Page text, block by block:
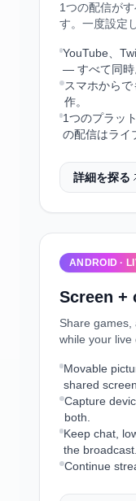
1つの配信が
す。一度設定
YouTube、
— すべて同時
スマホからで
作。
1つのプラッ
の配信はライ
詳細を探る
ANDROID ·
Screen +
Share
while your live
Movable
shared screen.
Capture
both.
Keep chat,
the broadcast.
Continue